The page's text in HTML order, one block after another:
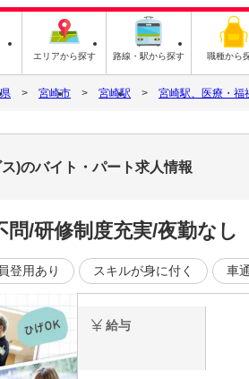
エリアから探す 路線・駅から探す 職種から
宮崎市 宮崎駅 宮崎駅、医療・福
)のバイト・パート求人情報
問/研修制度充実/夜勤な
登用あり スキルが身に付く 車
給与